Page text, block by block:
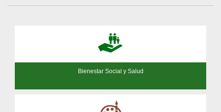
Bienestar Social y Salud